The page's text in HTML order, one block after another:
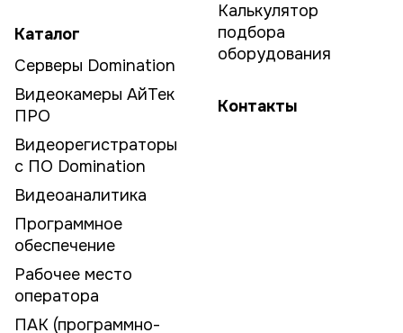
Каталог
Серверы Domination
Видеокамеры АйТек
ПРО
Видеорегистраторы
с ПО Domination
Видеоаналитика
Программное
обеспечение
Рабочее место
оператора
ПАК (программно-
Калькулятор
подбора
оборудования
Контакты